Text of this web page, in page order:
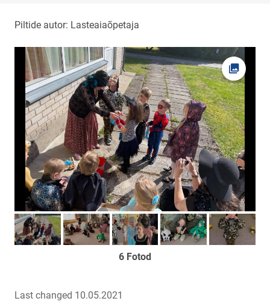
Piltide autor: Lasteaiaõpetaja
Foto
Too foto fookusesseToo foto fookusesseToo foto fookusesseToo foto fookusesse
Too foto
6 Fotod
Last changed 10.05.2021